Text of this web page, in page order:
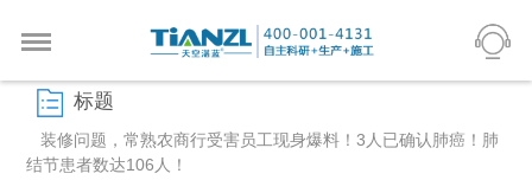
标题
装修问题，常熟农商行受害员工现身爆料！3人已确认肺癌！肺
结节患者数达106人！